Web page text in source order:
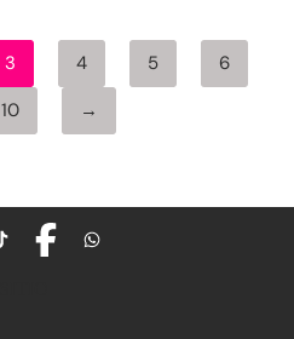
3 4 5
6
10 →